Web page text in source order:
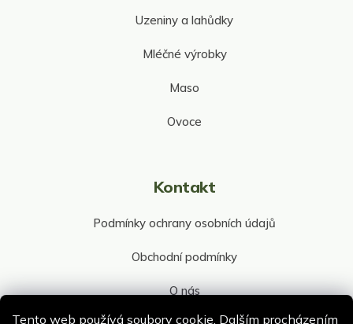
Tento web používá soubory cookie. Dalším procházením
Uzeniny a lahůdky
Mléčné výrobky
Maso
Ovoce
Kontakt
Podmínky ochrany osobních údajů
Obchodní podmínky
O nás